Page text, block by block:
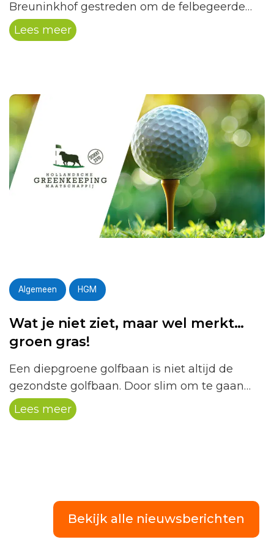
Breuninkhof gestreden om de felbegeerde
Bussloobeker. Leden van de Breuninkhof en
een grote groep leden van Multi Fun gingen
Lees meer
Algemeen HGM
Wat je niet ziet, maar wel merkt…
groen gras!
Een diepgroene golfbaan is niet altijd de
gezondste golfbaan. Door slim om te gaan
met beregening en onderhoud stimuleren
onze greenkeepers sterke grassoorten en
Lees meer
Bekijk alle nieuwsberichten